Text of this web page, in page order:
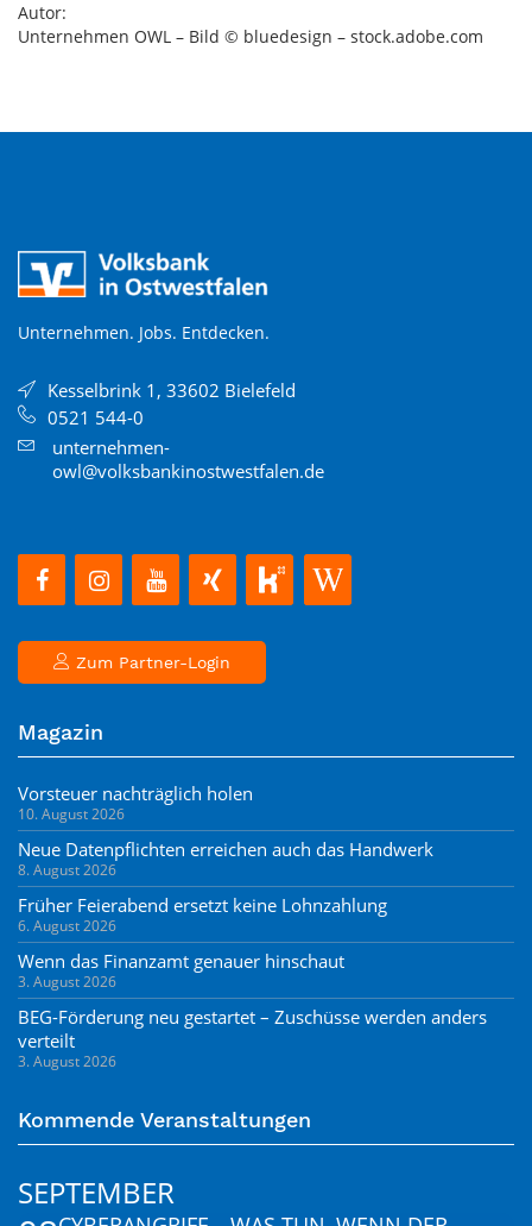
Autor:
Unternehmen OWL – Bild © bluedesign – stock.adobe.com
Unternehmen. Jobs. Entdecken.
Kesselbrink 1, 33602 Bielefeld
0521 544-0
unternehmen-
owl@volksbankinostwestfalen.de
Zum Partner-Login
Magazin
Vorsteuer nachträglich holen
10. August 2026
Neue Datenpflichten erreichen auch das Handwerk
8. August 2026
Früher Feierabend ersetzt keine Lohnzahlung
6. August 2026
Wenn das Finanzamt genauer hinschaut
3. August 2026
BEG-Förderung neu gestartet – Zuschüsse werden anders
verteilt
3. August 2026
Kommende Veranstaltungen
SEPTEMBER